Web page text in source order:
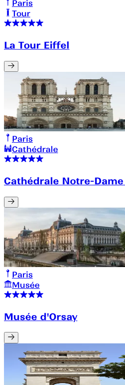
Paris
Tour
La Tour Eiffel
Paris
Cathédrale
Cathédrale Notre-
Paris
Musée
Musée d'Orsay